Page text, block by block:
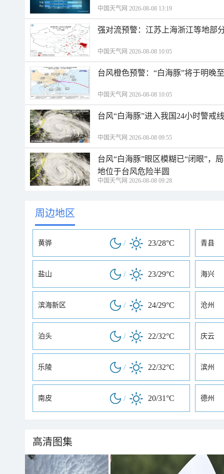
中国天气网 2026-08-08 13:19
强对流预警：江苏上海浙江等地部
中国天气网 2026-08-08 10:05
台风橙色预警：“白海豚”将于明晚
中国天气网 2026-08-08 10:05
台风“白海豚”进入我国24小时警戒
中国天气网 2026-08-08 09:55
台风“白海豚”眼区模糊已“闭眼”，
地位于台风危险半圆
中国天气网 2026-08-08 09:28
周边地区
黄骅 / 23/28°C 青县
盐山 / 23/29°C 海兴
滨海新区 / 24/29°C 沧州
泊头 / 22/32°C 庆云
乐陵 / 22/32°C 滨州
南皮 / 20/31°C 德州
高清图集